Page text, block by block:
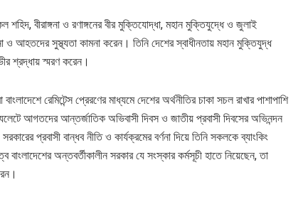
বীরাঙ্গনা ও রণাঙ্গনের বীর মুক্তিযোদ্ধা, মহান মুক্তিযুদ্ধে ও জুলাই
আহতদের সুস্থ্যতা কামনা করেন। তিনি দেশের স্বাধীনতায় মহান মুক্তিযুদ্ধ
শ্রদ্ধায় স্মরণ করেন।
রেমিটেন্স প্রেরণের মাধ্যমে দেশের অর্থনীতির চাকা সচল রাখার পাশাপাশি
আগতদের আন্তর্জাতিক অভিবাসী দিবস ও জাতীয় প্রবাসী দিবসের অভিনন্দন
প্রবাসী বান্ধব নীতি ও কার্যক্রমের বর্ণনা দিয়ে তিনি সকলকে ব্যাংকিং
বাংলাদেশের অন্তবর্তীকালীন সরকার যে সংস্কার কর্মসূচী হাতে নিয়েছেন, তা